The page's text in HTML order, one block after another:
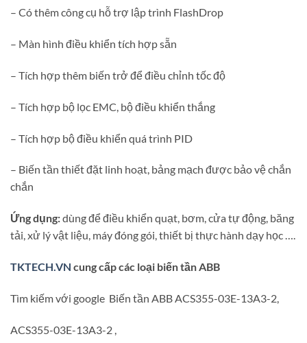
– Có thêm công cụ hỗ trợ lập trình FlashDrop
– Màn hình điều khiển tích hợp sẵn
– Tích hợp thêm biến trở để điều chỉnh tốc độ
– Tích hợp bộ lọc EMC, bộ điều khiển thắng
– Tích hợp bộ điều khiển quá trình PID
– Biến tần thiết đặt linh hoạt, bảng mạch được bảo vệ chắn
chắn
Ứng dụng:dùng để điều khiển quạt, bơm, cửa tự động, băng
tải, xử lý vật liệu, máy đóng gói, thiết bị thực hành dạy học ….
TKTECH.VN cung cấp các loại biến tần ABB
Tìm kiếm với google Biến tần ABB ACS355-03E-13A3-2,
ACS355-03E-13A3-2 ,